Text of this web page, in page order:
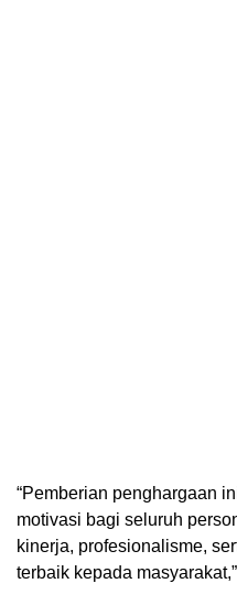
“Pemberian penghargaan
motivasi bagi seluruh
kinerja, profesionalisme,
terbaik kepada